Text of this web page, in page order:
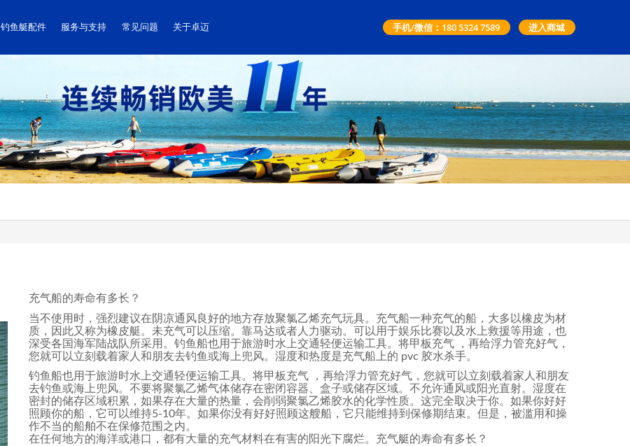
钓鱼艇配件 服务与支持 常见问题 关于卓迈 手机/微信：180 5324 7589 进入商城
充气船的寿命有多长？
当不使用时，强烈建议在阴凉通风良好的地方存放聚氯乙烯充气玩具。充气船一种充气的船，大多以橡皮为材
质，因此又称为橡皮艇。未充气可以压缩。靠马达或者人力驱动。可以用于娱乐比赛以及水上救援等用途，也
深受各国海军陆战队所采用。钓鱼船也用于旅游时水上交通轻便运输工具。将甲板充气 ，再给浮力管充好气，
您就可以立刻载着家人和朋友去钓鱼或海上兜风。湿度和热度是充气船上的 pvc 胶水杀手。
钓鱼船也用于旅游时水上交通轻便运输工具。将甲板充气 ，再给浮力管充好气，您就可以立刻载着家人和朋友
去钓鱼或海上兜风。不要将聚氯乙烯气体储存在密闭容器、盒子或储存区域。不允许通风或阳光直射。湿度在
密封的储存区域积累，如果存在大量的热量，会削弱聚氯乙烯胶水的化学性质。这完全取决于你。如果你好好
照顾你的船，它可以维持5-10年。如果你没有好好照顾这艘船，它只能维持到保修期结束。但是，被滥用和操
作不当的船舶不在保修范围之内。
在任何地方的海洋或港口，都有大量的充气材料在有害的阳光下腐烂。充气艇的寿命有多长？